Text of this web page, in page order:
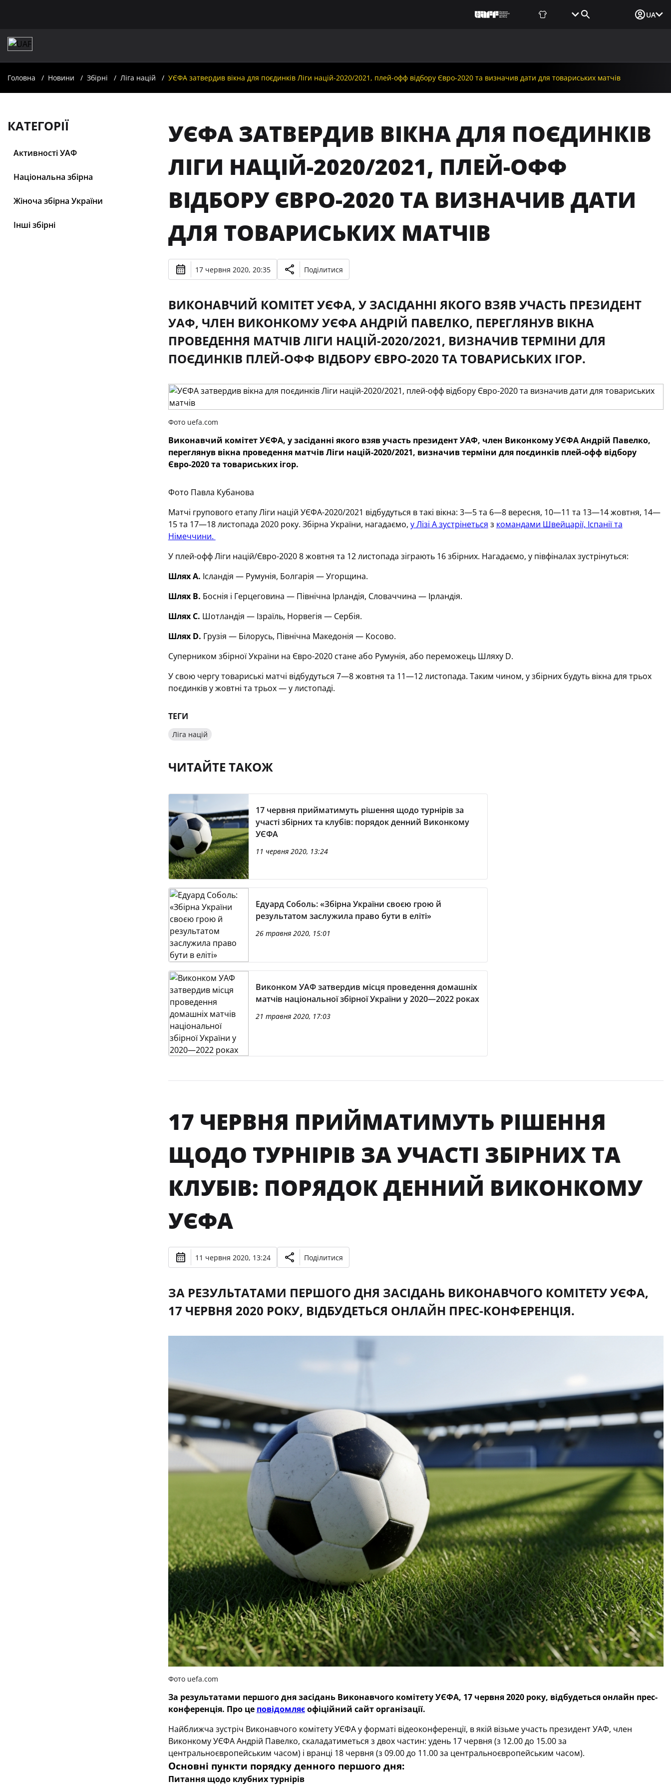
UA
Головна Новини Збірні Ліга націй УЄФА затвердив вікна для поєдинків Ліги націй-2020/2021, плей-офф відбору Євро-2020 та визначив дати для товариських матчів
КАТЕГОРІЇ
Активності УАФ
Національна збірна
Жіноча збірна України
Інші збірні
УЄФА ЗАТВЕРДИВ ВІКНА ДЛЯ ПОЄДИНКІВ
ЛІГИ НАЦІЙ-2020/2021, ПЛЕЙ-ОФФ
ВІДБОРУ ЄВРО-2020 ТА ВИЗНАЧИВ ДАТИ
ДЛЯ ТОВАРИСЬКИХ МАТЧІВ
17 червня 2020, 20:35 Поділитися
ВИКОНАВЧИЙ КОМІТЕТ УЄФА, У ЗАСІДАННІ ЯКОГО ВЗЯВ УЧАСТЬ ПРЕЗИДЕНТ
УАФ, ЧЛЕН ВИКОНКОМУ УЄФА АНДРІЙ ПАВЕЛКО, ПЕРЕГЛЯНУВ ВІКНА
ПРОВЕДЕННЯ МАТЧІВ ЛІГИ НАЦІЙ-2020/2021, ВИЗНАЧИВ ТЕРМІНИ ДЛЯ
ПОЄДИНКІВ ПЛЕЙ-ОФФ ВІДБОРУ ЄВРО-2020 ТА ТОВАРИСЬКИХ ІГОР.
Фото uefa.com
Виконавчий комітет УЄФА, у засіданні якого взяв участь президент УАФ, член Виконкому УЄФААндрій Павелко,
переглянув вікна проведення матчів Ліги націй-2020/2021, визначив терміни для поєдинків плей-офф відбору
Євро-2020 та товариських ігор.
Фото Павла Кубанова
Матчі групового етапу Ліги націй УЄФА-2020/2021 відбудуться в такі вікна: 3—5 та 6—8 вересня, 10—11 та 13—14 жовтня, 14—
15 та 17—18 листопада 2020 року. Збірна України, нагадаємо, у Лізі А зустрінеться з командами Швейцарії, Іспанії та
Німеччини.
У плей-офф Ліги націй/Євро-2020 8 жовтня та 12 листопада зіграють 16 збірних. Нагадаємо, у півфіналах зустрінуться:
Шлях А. Ісландія — Румунія, Болгарія — Угорщина.
Шлях В. Боснія і Герцеговина — Північна Ірландія, Словаччина — Ірландія.
Шлях С. Шотландія — Ізраїль, Норвегія — Сербія.
Шлях D. Грузія — Білорусь, Північна Македонія — Косово.
Суперником збірної України на Євро-2020 стане або Румунія, або переможець Шляху D.
У свою чергу товариські матчі відбудуться 7—8 жовтня та 11—12 листопада. Таким чином, у збірних будуть вікна для трьох
поєдинків у жовтні та трьох — у листопаді.
ТЕГИ
Ліга націй
ЧИТАЙТЕ ТАКОЖ
17 червня прийматимуть рішення щодо турнірів за
участі збірних та клубів: порядок денний Виконкому
УЄФА
11 червня 2020, 13:24
Едуард Соболь: «Збірна України своєю грою й
результатом заслужила право бути в еліті»
26 травня 2020, 15:01
Виконком УАФ затвердив місця проведення домашніх
матчів національної збірної України у 2020—2022 роках
21 травня 2020, 17:03
17 ЧЕРВНЯ ПРИЙМАТИМУТЬ РІШЕННЯ
ЩОДО ТУРНІРІВ ЗА УЧАСТІ ЗБІРНИХ ТА
КЛУБІВ: ПОРЯДОК ДЕННИЙ ВИКОНКОМУ
УЄФА
11 червня 2020, 13:24 Поділитися
ЗА РЕЗУЛЬТАТАМИ ПЕРШОГО ДНЯ ЗАСІДАНЬ ВИКОНАВЧОГО КОМІТЕТУ УЄФА,
17 ЧЕРВНЯ 2020 РОКУ, ВІДБУДЕТЬСЯ ОНЛАЙН ПРЕС-КОНФЕРЕНЦІЯ.
Фото uefa.com
За результатами першого дня засідань Виконавчого комітету УЄФА, 17 червня 2020 року, відбудеться онлайн прес-
конференція. Про це повідомляєофіційний сайт організації.
Найближча зустріч Виконавчого комітету УЄФА у форматі відеоконференції, в якій візьме участь президент УАФ, член
Виконкому УЄФА Андрій Павелко, скаладатиметься з двох частин: удень 17 червня (з 12.00 до 15.00 за
центральноєвропейським часом) і вранці 18 червня (з 09.00 до 11.00 за центральноєвропейським часом).
Основні пункти порядку денного першого дня:
Питання щодо клубних турнірів